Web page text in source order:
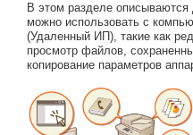
В этом разделе
можно использовать с
(Удаленный ИП), такие как
просмотр файлов,
копирование параметров